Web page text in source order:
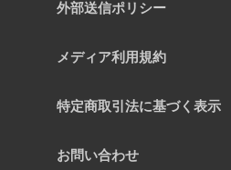
外部送信ポリシー
メディア利用規約
特定商取引法に基づく表示
お問い合わせ